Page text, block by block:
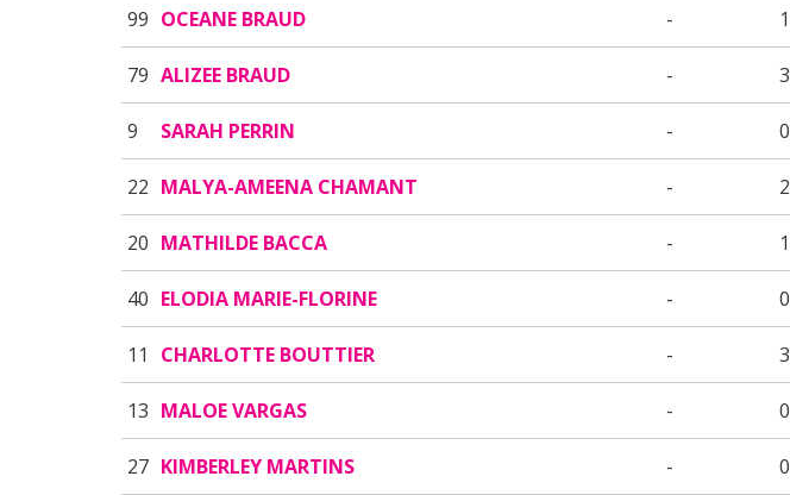
99 OCEANE BRAUD - 1
79 ALIZEE BRAUD - 3
9 SARAH PERRIN - 0
22 MALYA-AMEENA CHAMANT - 2
20 MATHILDE BACCA - 1
40 ELODIA MARIE-FLORINE - 0
11 CHARLOTTE BOUTTIER - 3
13 MALOE VARGAS - 0
27 KIMBERLEY MARTINS - 0